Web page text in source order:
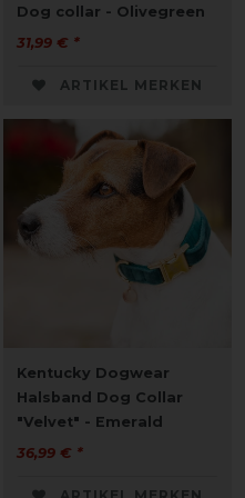
Dog collar - Olivegreen
31,99 € *
ARTIKEL MERKEN
Kentucky Dogwear
Halsband Dog Collar
"Velvet" - Emerald
36,99 € *